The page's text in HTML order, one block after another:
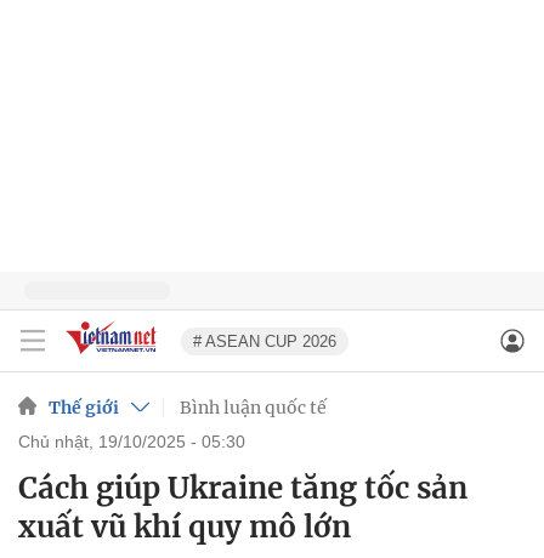
# ASEAN CUP 2026
Thế giới Bình luận quốc tế
chủ nhật, 19/10/2025 - 05:30
Cách giúp Ukraine tăng tốc sản
xuất vũ khí quy mô lớn